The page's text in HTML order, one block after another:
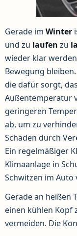
Gerade im Winter
und zu laufen zu
wieder klar
Bewegung
die dafür sorgt,
Außentemperatur
geringeren
ab, um zu
Schäden durch
Ein regelmäßiger
Klimaanlage in
Schwitzen im Auto
Gerade an heißen
einen kühlen Kopf
vermeiden. Die